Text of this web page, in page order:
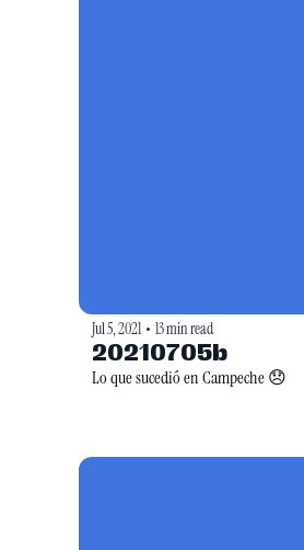
Jul 5, 2021 • 13 min read
20210705b
Lo que sucedió en Campeche 😞